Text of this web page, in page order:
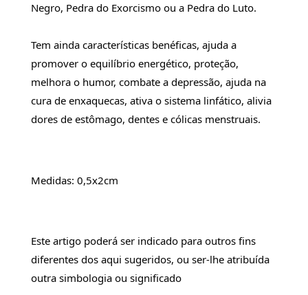
Negro, Pedra do Exorcismo ou a Pedra do Luto.
Tem ainda características benéficas, ajuda a
promover o equilíbrio energético, proteção,
melhora o humor, combate a depressão, ajuda na
cura de enxaquecas, ativa o sistema linfático, alivia
dores de estômago, dentes e cólicas menstruais.
Medidas: 0,5x2cm
Este artigo poderá ser indicado para outros fins
diferentes dos aqui sugeridos, ou ser-lhe atribuída
outra simbologia ou significado